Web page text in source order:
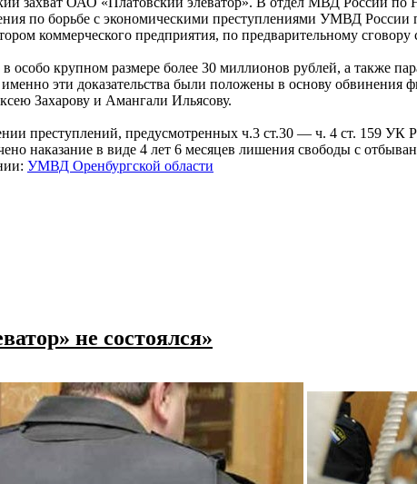
по борьбе с экономическими преступлениями УМВД
коммерческого предприятия, по предварительному
крупном размере более 30 миллионов рублей, а также
эти доказательства были положены в основу
Захарову и Амангали Ильясову.
преступлений, предусмотренных ч.3 ст.30 — ч. 4 ст. 159
наказание в виде 4 лет 6 месяцев лишения свободы с
УМВД Оренбургской области
не состоялся»